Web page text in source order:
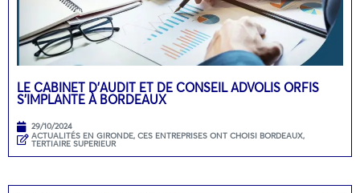
LE CABINET D’AUDIT ET DE CONSEIL ADVOLIS ORFIS
S’IMPLANTE À BORDEAUX
29/10/2024
ACTUALITÉS EN GIRONDE, CES ENTREPRISES ONT CHOISI BORDEAUX,
TERTIAIRE SUPERIEUR